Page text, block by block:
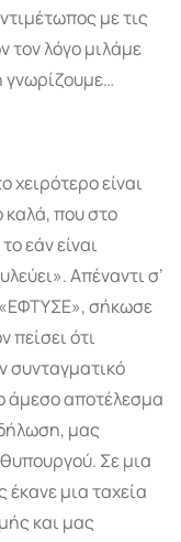
με τις
τον λόγο μιλάμε
γνωρίζουμε…
χειρότερο είναι
καλά, που στο
εάν είναι
Απέναντι σ’
«ΕΦΤΥΣΕ», σήκωσε
πείσει ότι
συνταγματικό
άμεσο αποτέλεσμα
μας
Σε μια
μια ταχεία
και μας